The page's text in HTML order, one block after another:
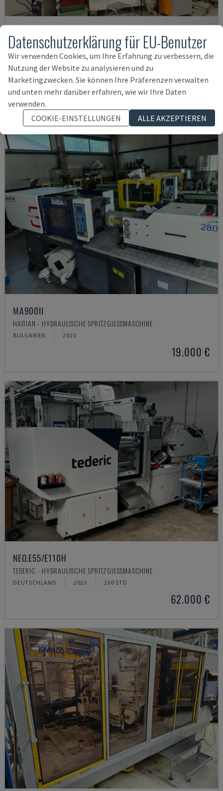
35-180 CX
KRAUSS MAFFEI - HYDRAULISCHE SPRITZGIESSMASCHINE
NIEDERLANDE 2013
MA900ІІ
HAITIAN - HYDRAULISCHE SPRITZGIESSMASCHINE
BULGARIEN 2023
19.000 €
NEO.E55/E110H
TEDERIC - HYDRAULISCHE SPRITZGIESSMASCHINE
DEUTSCHLAND 2023 260 STD
62.000 €
Datenschutzerklärung für EU-Benutzer
Wir verwenden Cookies, um Ihre Erfahrung zu verbessern, die
Nutzung der Website zu analysieren und zu
Marketingzwecken. Sie können Ihre Präferenzen verwalten
und unten mehr darüber erfahren, wie wir Ihre Daten
verwenden.
COOKIE-EINSTELLUNGEN
ALLE AKZEPTIEREN